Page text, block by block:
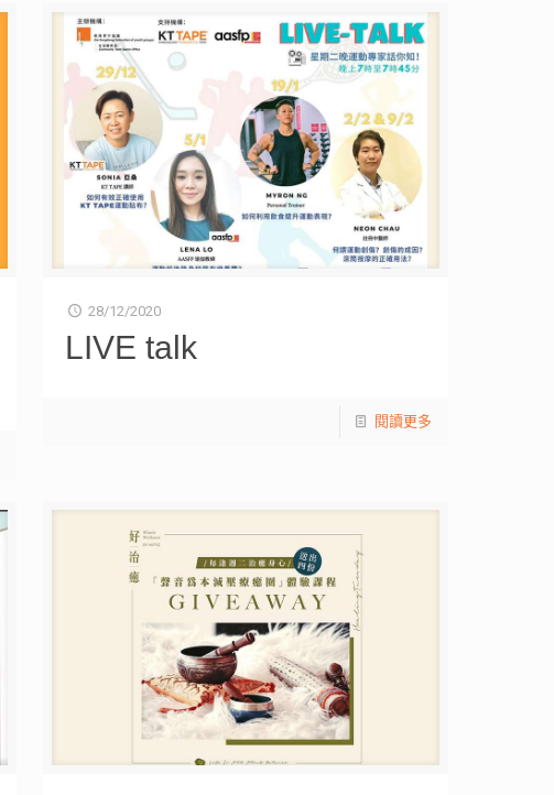
28/12/2020
LIVE talk
閱讀更多